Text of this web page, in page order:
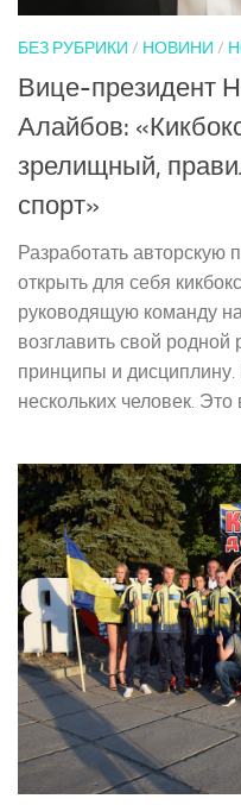
БЕЗ РУБРИКИ / НОВИНИ /
Вице-президент
Алайбов:
зрелищный,
спорт»
Разработать авторскую
открыть для себя
руководящую команду
возглавить свой родной
принципы и
нескольких человек. Это